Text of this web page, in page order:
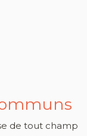
de tout champ